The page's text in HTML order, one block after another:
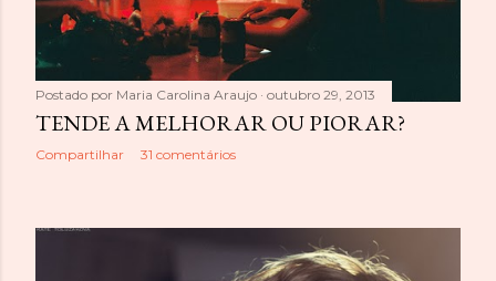
Postado por Maria Carolina Araujo outubro 29, 2013
TENDE A MELHORAR OU PIORAR?
Compartilhar 31 comentários